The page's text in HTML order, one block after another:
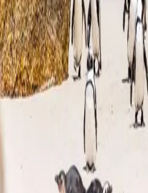
Eiendomme
16 On Bree
The Rose
The Docklands
Flamingo Express
Dienste
Om Terug te Gee
Oor Ons